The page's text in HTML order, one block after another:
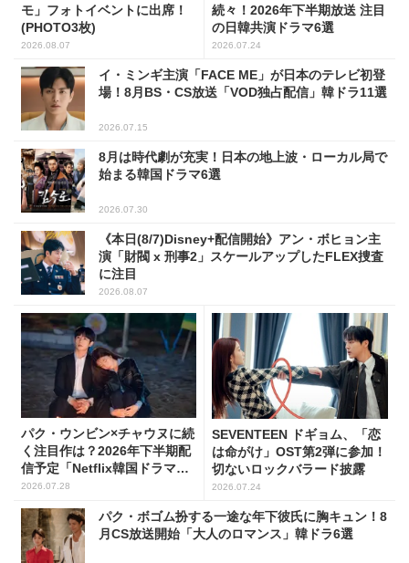
モ」フォトイベントに出席！
(PHOTO3枚)
2026.08.07
続々！2026年下半期放送 注目
の日韓共演ドラマ6選
2026.07.24
イ・ミンギ主演「FACE ME」が日本のテレビ初登
場！8月BS・CS放送「VOD独占配信」韓ドラ11選
2026.07.15
8月は時代劇が充実！日本の地上波・ローカル局で
始まる韓国ドラマ6選
2026.07.30
《本日(8/7)Disney+配信開始》アン・ボヒョン主
演「財閥 x 刑事2」スケールアップしたFLEX捜査
に注目
2026.08.07
パク・ウンビン×チャウヌに続
く注目作は？2026年下半期配
信予定「Netflix韓国ドラマ」8
選
2026.07.28
SEVENTEEN ドギョム、「恋
は命がけ」OST第2弾に参加！
切ないロックバラード披露
2026.07.24
パク・ボゴム扮する一途な年下彼氏に胸キュン！8
月CS放送開始「大人のロマンス」韓ドラ6選